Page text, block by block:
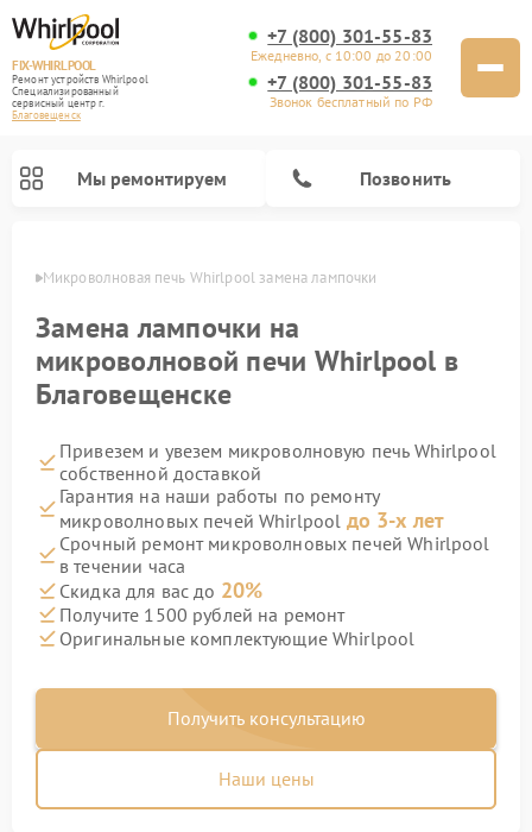
FIX-WHIRLPOOL
Ремонт устройств Whirlpool
Специализированный
cервисный центр г.
Благовещенск
+7 (800) 301-55-83
Ежедневно, с 10:00 до 20:00
+7 (800) 301-55-83
Звонок бесплатный по РФ
Мы ремонтируем Позвонить
Микроволновая печь Whirlpool замена лампочки
Замена лампочки на
микроволновой печи Whirlpool в
Благовещенске
Привезем и увезем микроволновую печь Whirlpool
собственной доставкой
Гарантия на наши работы по ремонту
микроволновых печей Whirlpool до 3-х лет
Срочный ремонт микроволновых печей Whirlpool
в течении часа
Скидка для вас до 20%
Получите 1500 рублей на ремонт
Оригинальные комплектующие Whirlpool
Получить консультацию
Наши цены